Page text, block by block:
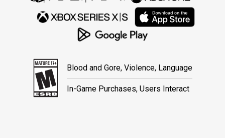
Blood and Gore, Violence, Language
In-Game Purchases, Users Interact